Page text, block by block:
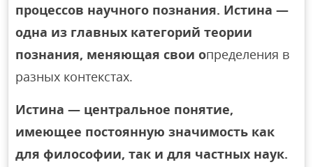
процессов научного познания. Истина —
одна из главных категорий теории
познания, меняющая свои определения в
разных контекстах.
Истина — центральное понятие,
имеющее постоянную значимость как
для философии, так и для частных наук.